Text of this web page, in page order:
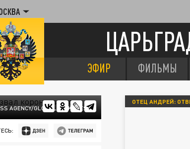
ЭФИР ФИЛЬМЫ
AGENCY/GLOBALLOOKPRESS
ОТЕЦ АНДРЕЙ: